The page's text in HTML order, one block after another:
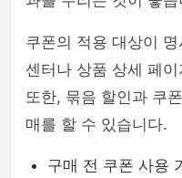
쿠폰의 적용 대상이
센터나 상품 상세 페
또한, 묶음 할인과 쿠
매를 할 수 있습니다.
구매 전 쿠폰 사용